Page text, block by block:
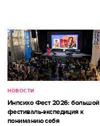
НОВОСТИ
Инпсихо Фест 2026: большой
фестиваль-экспедиция к
пониманию себя